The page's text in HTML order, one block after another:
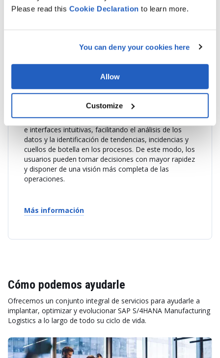
Please read this Cookie Declaration to learn more.
You can deny your cookies here
Allow
Customize
a cada perfil de usuario, ofreciendo una experiencia
usuario de SAP y define los principios de diseño y
comportamiento de las aplicaciones. Aplicamos estos
principios para desarrollar aplicaciones
personalizadas y basadas en roles, adaptadas a los
organización.
La adopción de SAP Fiori mejora la visualización de la
información empresarial mediante cuadros de mando
e interfaces intuitivas, facilitando el análisis de los
datos y la identificación de tendencias, incidencias y
cuellos de botella en los procesos. De este modo, los
usuarios pueden tomar decisiones con mayor rapidez
y disponer de una visión más completa de las
operaciones.
Más información
Cómo podemos ayudarle
Ofrecemos un conjunto integral de servicios para ayudarle a
implantar, optimizar y evolucionar SAP S/4HANA Manufacturing
Logistics a lo largo de todo su ciclo de vida.